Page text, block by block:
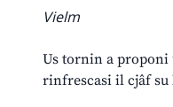
Vielm
Us tornin a
rinfrescasi il cjâf su